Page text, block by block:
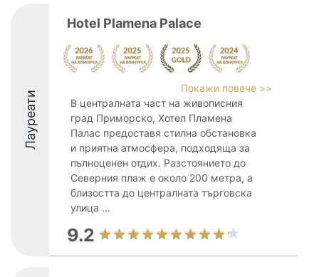
Лауреати
Hotel Plamena Palace
Покажи повече >>
В централната част на живописния
град Приморско, Хотел Пламена
Палас предоставя стилна обстановка
и приятна атмосфера, подходяща за
пълноценен отдих. Разстоянието до
Северния плаж е около 200 метра, а
близостта до централната търговска
улица ...
9.2